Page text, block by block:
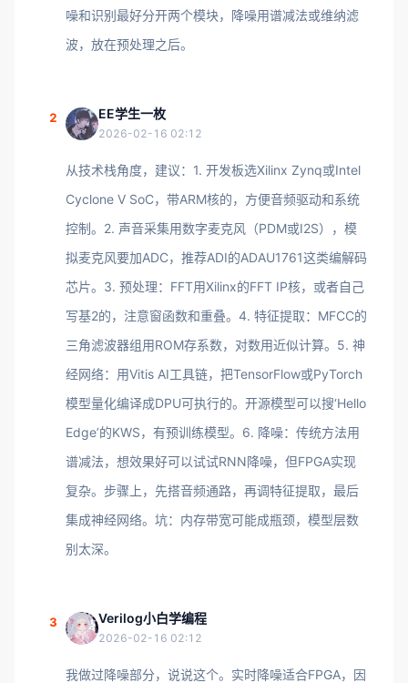
噪和识别最好分开两个模块，降噪用谱减法或维纳滤
波，放在预处理之后。
2 EE学生一枚
2026-02-16 02:12
从技术栈角度，建议：1. 开发板选Xilinx Zynq或Intel
Cyclone V SoC，带ARM核的，方便音频驱动和系统
控制。2. 声音采集用数字麦克风（PDM或I2S），模
拟麦克风要加ADC，推荐ADI的ADAU1761这类编解码
芯片。3. 预处理：FFT用Xilinx的FFT IP核，或者自己
写基2的，注意窗函数和重叠。4. 特征提取：MFCC的
三角滤波器组用ROM存系数，对数用近似计算。5. 神
经网络：用Vitis AI工具链，把TensorFlow或PyTorch
模型量化编译成DPU可执行的。开源模型可以搜‘Hello
Edge’的KWS，有预训练模型。6. 降噪：传统方法用
谱减法，想效果好可以试试RNN降噪，但FPGA实现
复杂。步骤上，先搭音频通路，再调特征提取，最后
集成神经网络。坑：内存带宽可能成瓶颈，模型层数
别太深。
3 Verilog小白学编程
2026-02-16 02:12
我做过降噪部分，说说这个。实时降噪适合FPGA，因